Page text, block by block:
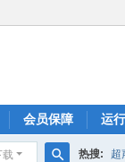
会员保障 运
载 热搜: 超